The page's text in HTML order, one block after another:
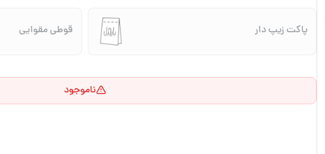
پاکت زیپ دار قوطی مقوایی
ناموجود